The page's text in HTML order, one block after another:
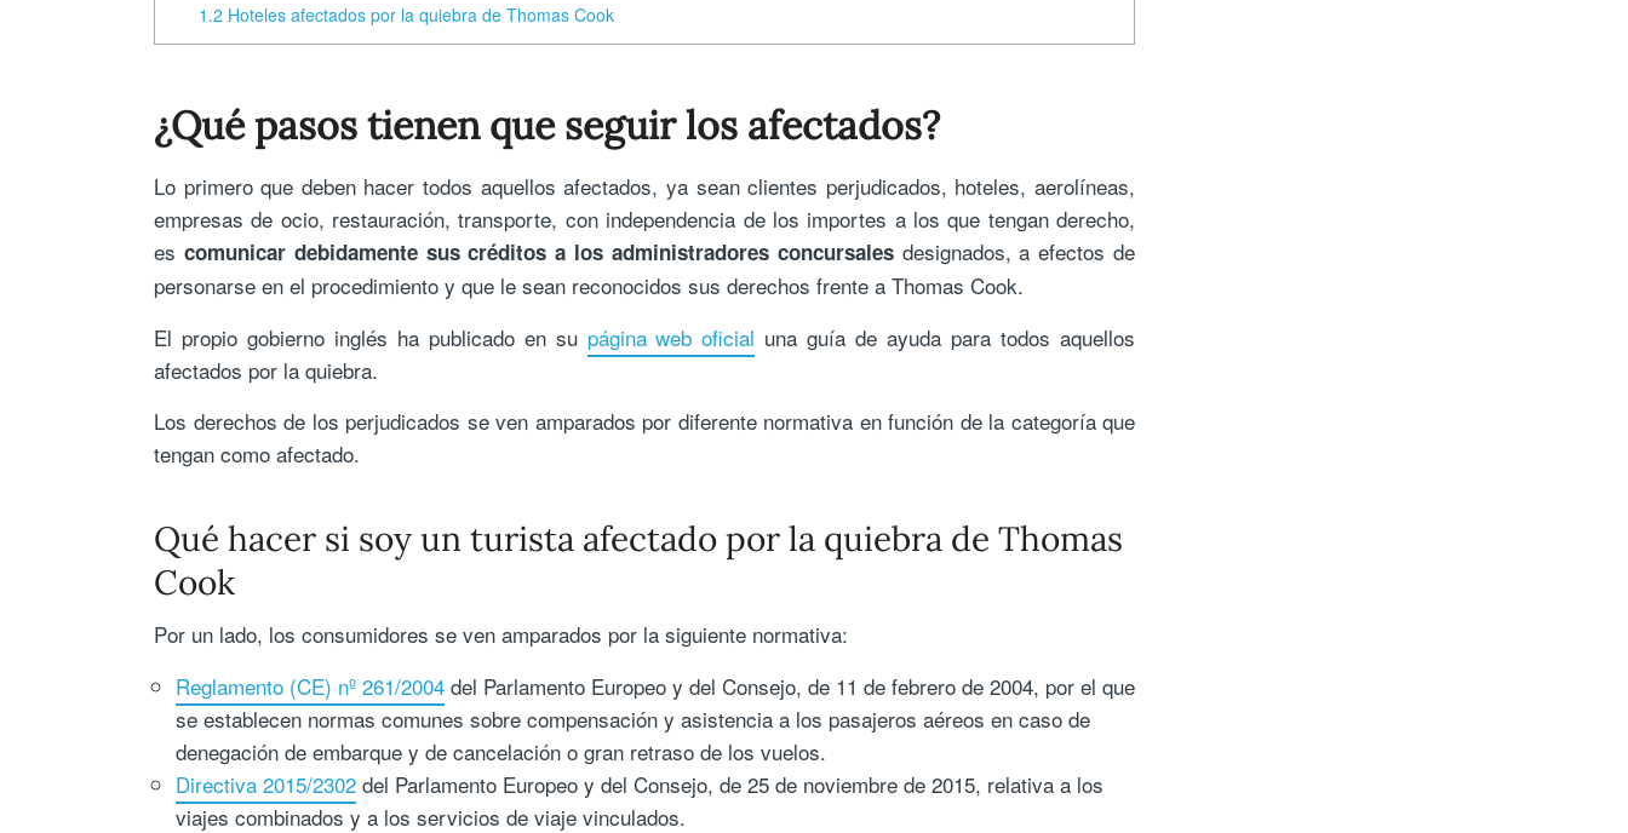
1.2 Hoteles afectados por la quiebra de Thomas Cook
¿Qué pasos tienen que seguir los afectados?
Lo primero que deben hacer todos aquellos afectados, ya sean clientes perjudicados, hoteles, aerolíneas,
empresas de ocio, restauración, transporte, con independencia de los importes a los que tengan derecho,
es comunicar debidamente sus créditos a los administradores concursalesdesignados, a efectos de
personarse en el procedimiento y que le sean reconocidos sus derechos frente a Thomas Cook.
El propio gobierno inglés ha publicado en su página web oficial una guía de ayuda para todos aquellos
afectados por la quiebra.
Los derechos de los perjudicados se ven amparados por diferente normativa en función de la categoría que
tengan como afectado.
Qué hacer si soy un turista afectado por la quiebra de Thomas
Cook
Por un lado, los consumidores se ven amparados por la siguiente normativa:
Reglamento (CE) nº 261/2004 del Parlamento Europeo y del Consejo, de 11 de febrero de 2004, por el que
se establecen normas comunes sobre compensación y asistencia a los pasajeros aéreos en caso de
denegación de embarque y de cancelación o gran retraso de los vuelos.
Directiva 2015/2302 del Parlamento Europeo y del Consejo, de 25 de noviembre de 2015, relativa a los
viajes combinados y a los servicios de viaje vinculados.